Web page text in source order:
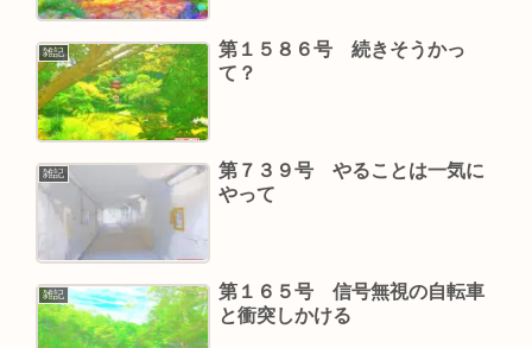
雑記
第１５８６号 続きそうかっ
て？
雑記
第７３９号 やることは一気に
やって
雑記
第１６５号 信号無視の自転車
と衝突しかける